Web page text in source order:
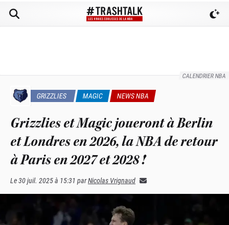
CALENDRIER NBA
GRIZZLIES MAGIC NEWS NBA
Grizzlies et Magic joueront à Berlin
et Londres en 2026, la NBA de retour
à Paris en 2027 et 2028 !
Le30 juil. 2025 à 15:31 parNicolas Vrignaud